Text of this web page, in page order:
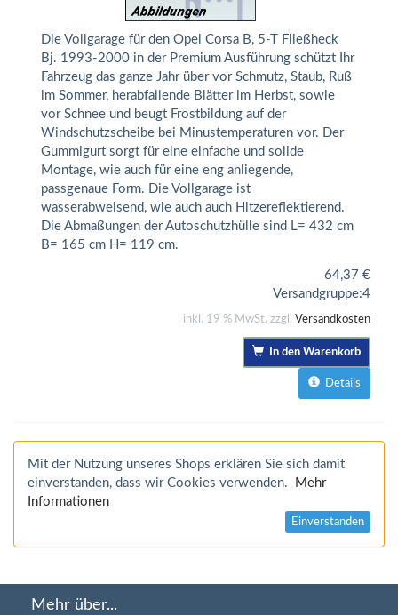
Die Vollgarage für den Opel Corsa B, 5-T Fließheck
Bj. 1993-2000 in der Premium Ausführung schützt Ihr
Fahrzeug das ganze Jahr über vor Schmutz, Staub, Ruß
im Sommer, herabfallende Blätter im Herbst, sowie
vor Schnee und beugt Frostbildung auf der
Windschutzscheibe bei Minustemperaturen vor. Der
Gummigurt sorgt für eine einfache und solide
Montage, wie auch für eine eng anliegende,
passgenaue Form. Die Vollgarage ist
wasserabweisend, wie auch auch Hitzereflektierend.
Die Abmaßungen der Autoschutzhülle sind L= 432 cm
B= 165 cm H= 119 cm.
64,37 €
Versandgruppe:4
inkl. 19 % MwSt. zzgl. Versandkosten
In den Warenkorb
Details
Mit der Nutzung unseres Shops erklären Sie sich damit
einverstanden, dass wir Cookies verwenden.
Mehr
Informationen
Einverstanden
Mehr über...